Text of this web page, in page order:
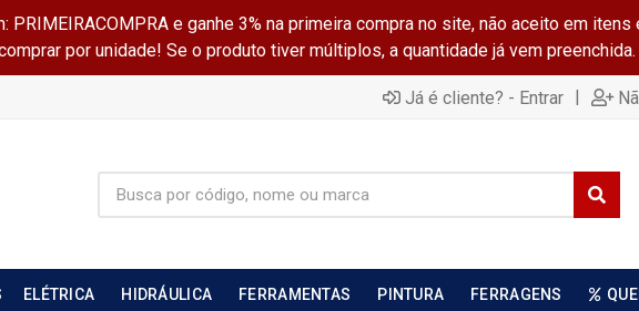
PRIMEIRACOMPRA e ganhe 3% na primeira compra no site, não aceito em
por unidade! Se o produto tiver múltiplos, a quantidade já vem
Já é cliente? - Entrar |
ELÉTRICA HIDRÁULICA FERRAMENTAS PINTURA FERRAGENS